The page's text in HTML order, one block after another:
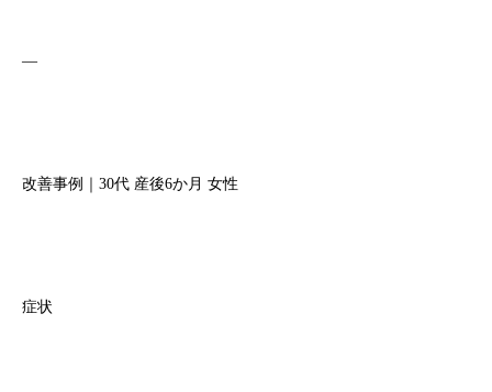
—
改善事例｜30代 産後6か月 女性
症状